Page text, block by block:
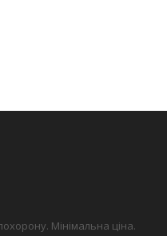
Мінімальна ціна.